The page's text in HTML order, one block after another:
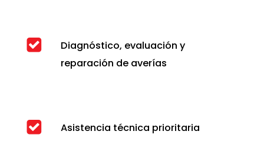
Diagnóstico, evaluación y
reparación de averías
Asistencia técnica prioritaria